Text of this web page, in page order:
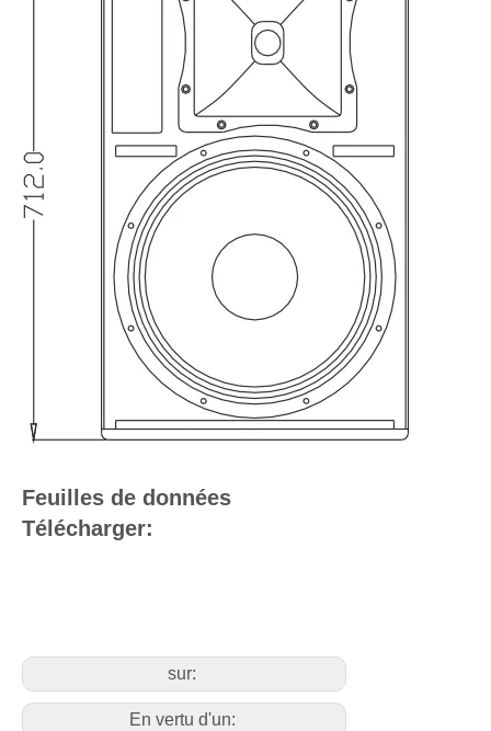
Feuilles de données
Télécharger:
sur:
En vertu d'un: